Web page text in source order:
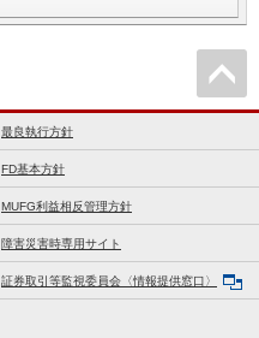
最良執行方針
FD基本方針
MUFG利益相反管理方針
障害災害時専用サイト
証券取引等監視委員会〈情報提供窓口〉